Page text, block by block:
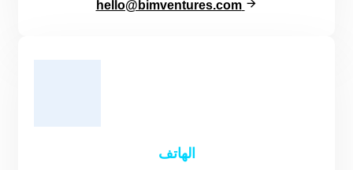
hello@bimventures.com
الهاتف